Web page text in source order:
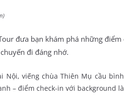
đưa bạn khám phá những
đi đáng nhớ.
Nội, viếng chùa Thiên Mụ cầu
– điểm check-in với background